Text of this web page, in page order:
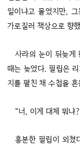
일이냐고 물었지만,
가로질러 책상으로 향
사라의 눈이 뒤늦게
때는 늦었다. 필립은
지를 펼친 채 수첩을
“너, 이게 대체 뭐냐
흥분한 필립이 외쳤